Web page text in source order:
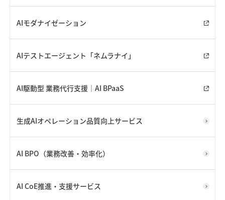
AIモダナイゼーション
AIテストエージェント「ネムラナイ」
AI駆動型 業務代行支援｜AI BPaaS
生成AIオペレーション品質向上サービス
AI BPO（業務改善・効率化）
AI CoE推進・支援サービス